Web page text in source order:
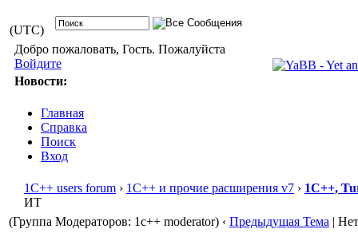
(UTC)
Добро пожаловать, Гость. Пожалуйста
Войдите
Новости:
Главная
Справка
Поиск
Вход
1С++ users forum › 1С++ и прочие расширения v7 › 1С++,
ИТ
(Группа Модераторов: 1c++ moderator) ‹ Предыдущая Тема |